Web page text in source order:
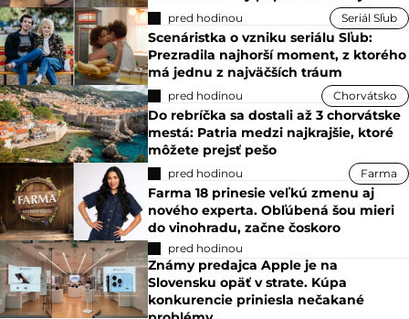
Scenáristka o vzniku seriálu Sľub:
Prezradila najhorší moment, z ktorého
má jednu z najväčších tráum
pred hodinou Chorvátsko
Do rebríčka sa dostali až 3 chorvátske
mestá: Patria medzi najkrajšie, ktoré
môžete prejsť pešo
pred hodinou
Farma 18 prinesie veľkú zmenu aj
nového experta. Obľúbená šou mieri
do vinohradu, začne čoskoro
pred hodinou
Známy predajca Apple je na
Slovensku opäť v strate. Kúpa
konkurencie priniesla nečakané
problémy
pred 2 hodinami Reťazec Action